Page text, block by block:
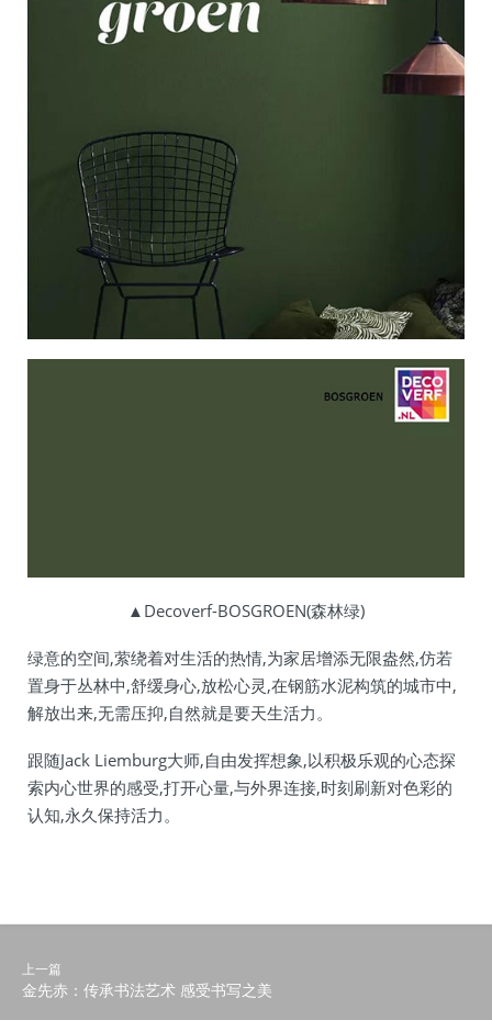
▲Decoverf-BOSGROEN(森林绿)
绿意的空间,萦绕着对生活的热情,为家居增添无限盎然,仿若
置身于丛林中,舒缓身心,放松心灵,在钢筋水泥构筑的城市中,
解放出来,无需压抑,自然就是要天生活力。
跟随Jack Liemburg大师,自由发挥想象,以积极乐观的心态探
索内心世界的感受,打开心量,与外界连接,时刻刷新对色彩的
认知,永久保持活力。
上一篇
金先赤：传承书法艺术 感受书写之美